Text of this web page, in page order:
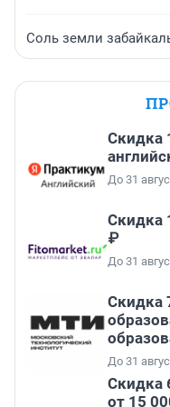
Соль земли
Скидка
До 31
Скидка
₽
До 31
Скидка
До 31
Скидка
от 15